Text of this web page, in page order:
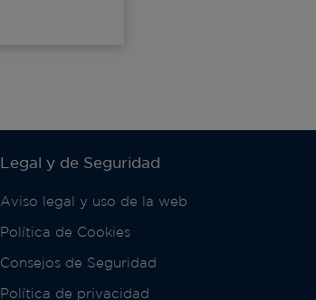
Legal y de Seguridad
Aviso legal y uso de la web
Política de Cookies
Consejos de Seguridad
Política de privacidad